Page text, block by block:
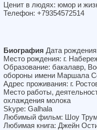
Ценит в людях: юмор и
Телефон: +79354572514
Биография Дата
Место рождения: г.
Образование: бакалавр,
обороны имени Маршала
Адрес проживания: г.
Место работы,
охлаждения молока
Skype: Galhala
Любимый фильм: Шоу
Любимая книга: Джейн